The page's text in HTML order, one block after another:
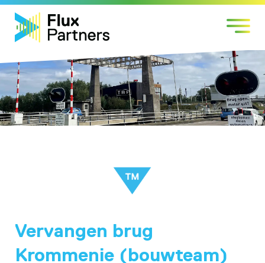
Skip
to
content
Markten
Expertises
Werken bij
Over Flux
Contact
Vervangen brug
Krommenie (bouwteam)